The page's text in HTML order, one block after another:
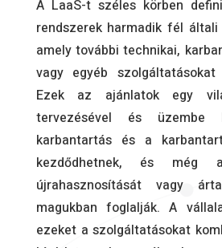
A LaaS-t széles körben
rendszerek harmadik fél
amely további technikai,
vagy egyéb
Ezek az ajánlatok egy
tervezésével és üzembe
karbantartás és a
kezdődhetnek, és még a
újrahasznosítását vagy
magukban foglalják. A
ezeket a szolgáltatásokat